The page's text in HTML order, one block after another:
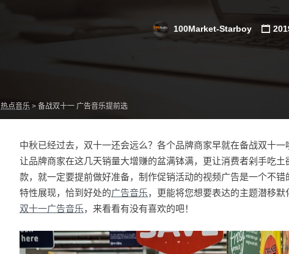
100Market-Starboy
热点音乐 > 备战双十一 广告音乐提前选
中秋已经过去，双十一还会远么？各个品牌商家早就在备战双十
让品牌商家在这几天销量大增赚的盆满钵满，更让消费者剁手吃
款，就一定要提前做好准备，制作促销活动的视频广告是一个不
特性展现，恰到好处的广告音乐，更能将您想要表达的主题潜移
双十一广告音乐，来看看有没有喜欢的吧！